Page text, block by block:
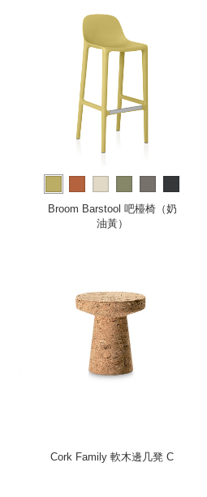
more
Broom Barstool 吧檯椅（奶
油黃）
Cork Family 軟木邊几凳 C